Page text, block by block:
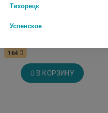
164
В КОРЗИНУ
Тихорецк
Успенское